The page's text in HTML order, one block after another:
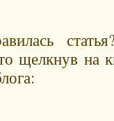
щелкнув на